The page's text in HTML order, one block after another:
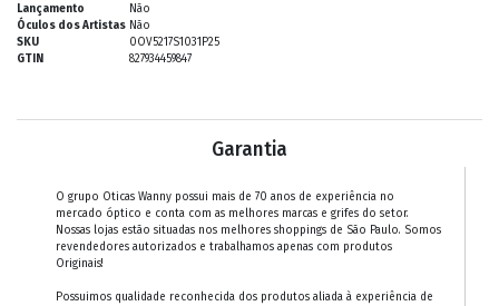
Lançamento
Não
Óculos dos Artistas Não
SKU
0OV5217S1031P25
GTIN
827934459847
Garantia
O grupo Oticas Wanny possui mais de 70 anos de experiência no
mercado óptico e conta com as melhores marcas e grifes do setor.
Nossas lojas estão situadas nos melhores shoppings de São Paulo. Somos
revendedores autorizados e trabalhamos apenas com produtos
Originais!
Possuimos qualidade reconhecida dos produtos aliada à experiência de